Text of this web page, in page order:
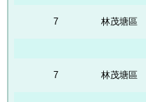
7 林茂塘區
7 林茂塘區